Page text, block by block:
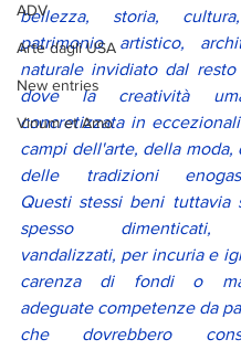
ADV
Arte dagli USA
New entries
Vinum et Amo
bellezza, storia,
patrimonio artistico,
naturale invidiato dal
dove la creatività
concretizzata in
campi dell'arte, della moda,
delle tradizioni
Questi stessi beni tuttavia
spesso dimenticati,
vandalizzati, per incuria e
carenza di fondi o
adeguate competenze da
che dovrebbero